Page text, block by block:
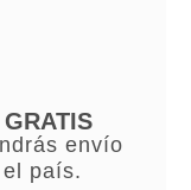
envío
país.